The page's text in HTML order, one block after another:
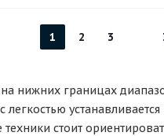
1 2 3
нижних границах
стоит